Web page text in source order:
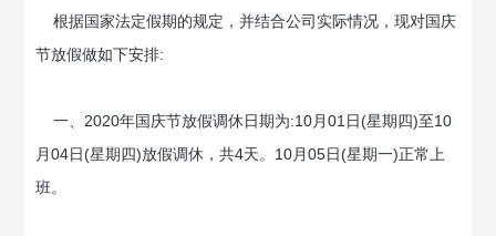
根据国家法定假期的规定，并结合公司实际情况，现对国庆
节放假做如下安排:
一、2020年国庆节放假调休日期为:10月01日(星期四)至10
月04日(星期四)放假调休，共4天。10月05日(星期一)正常上
班。